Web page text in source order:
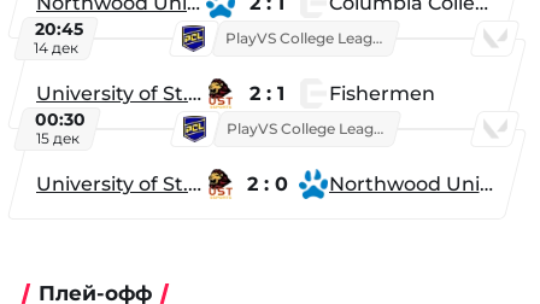
20:45
14 дек
PlayVS College League 2025: Fall
University of St. Thomas 2 : 1 Fishermen
00:30
15 дек
PlayVS College League 2025: Fall
University of St. Thomas 2 : 0 Northwood University
Плей-офф